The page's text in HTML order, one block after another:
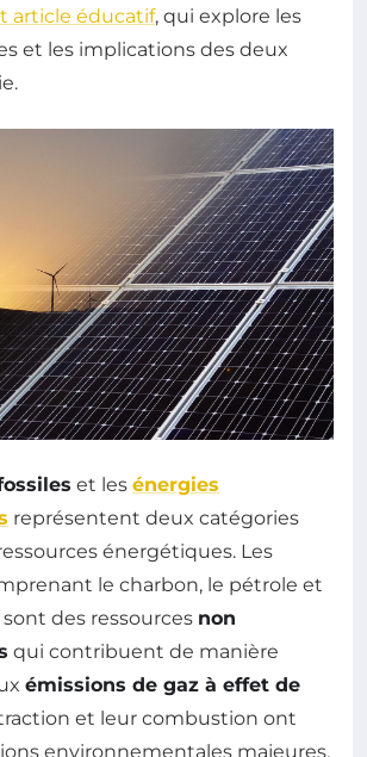
article éducatif, qui explore les
et les implications des deux
et les énergies
représentent deux catégories
énergétiques. Les
le charbon, le pétrole et
sont des ressources non
qui contribuent de manière
émissions de gaz à effet de
et leur combustion ont
environnementales majeures,